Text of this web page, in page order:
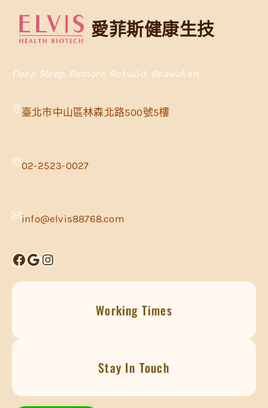
愛菲斯健康生技
Deep Sleep. Restore, Rebuild, Reawaken.
臺北市中山區林森北路500號5樓
02-2523-0027
info@elvis88768.com
Facebook Google Instagram
Working Times
Stay In Touch